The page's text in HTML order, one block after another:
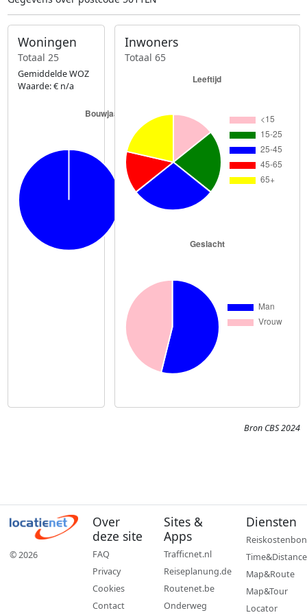
Woningen
Totaal 25
Gemiddelde WOZ
Waarde: € n/a
Inwoners
Totaal 65
Bron CBS 2024
© 2026
Over
deze site
FAQ
Privacy
Cookies
Contact
Sites &
Apps
Trafficnet.nl
Reiseplanung.de
Routenet.be
Onderweg
Diensten
Reiskostenbon
Time&Distance
Map&Route
Map&Tour
Locator